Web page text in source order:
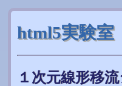
html5実験室
１次元線形移